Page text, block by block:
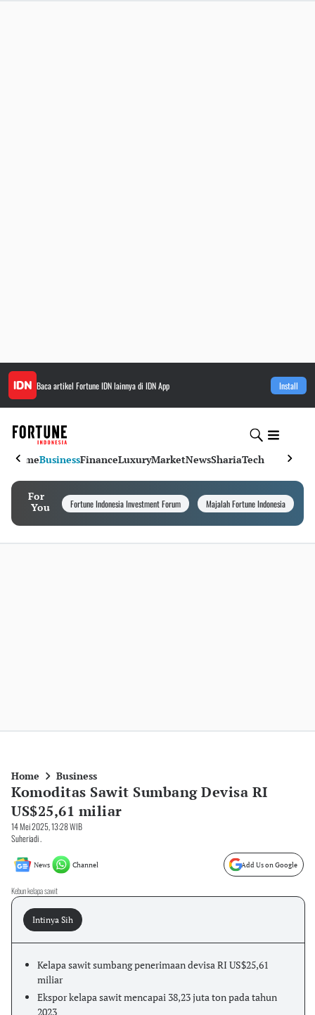
Baca artikel Fortune IDNlainnya di IDN App Install
HomeBusinessFinanceLuxuryMarketNewsShariaTech
For
You
Fortune Indonesia Investment Forum Majalah Fortune Indonesia
Home Business
Komoditas Sawit Sumbang Devisa RI
US$25,61 miliar
14 Mei 2025, 13:28 WIB
Suheriadi .
News Channel Add Us on Google
Kebun kelapa sawit
Intinya Sih
Kelapa sawit sumbang penerimaan devisa RI US$25,61
miliar
Ekspor kelapa sawit mencapai 38,23 juta ton pada tahun
2023